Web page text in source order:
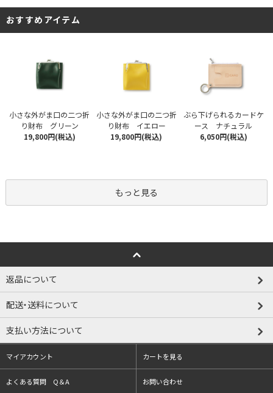
おすすめアイテム
小さな外がま口の二つ折
り財布 グリーン
19,800円(税込)
小さな外がま口の二つ折
り財布 イエロー
19,800円(税込)
ぶら下げられるカードケ
ース ナチュラル
6,050円(税込)
もっと見る
返品について
配送・送料について
支払い方法について
マイアカウント カートを見る
よくある質問 Q＆A お問い合わせ